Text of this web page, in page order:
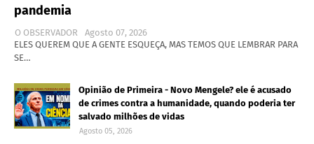
pandemia
O OBSERVADOR
Agosto 07, 2026
ELES QUEREM QUE A GENTE ESQUEÇA, MAS TEMOS QUE LEMBRAR PARA
SE…
Opinião de Primeira - Novo Mengele? ele é acusado
de crimes contra a humanidade, quando poderia ter
salvado milhões de vidas
Agosto 05, 2026